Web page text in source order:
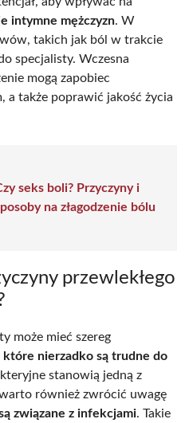
intymne mężczyzn. W
takich jak ból w trakcie
specjalisty. Wczesna
mogą zapobiec
a także poprawić jakość życia
seks boli? Przyczyny i
na złagodzenie bólu
przewlekłego
może mieć szereg
które nierzadko są trudne do
stanowią jedną z
również zwrócić uwagę
związane z infekcjami. Takie